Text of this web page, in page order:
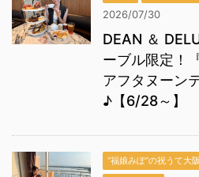
2026/07/30
DEAN ＆
ーブル限定！
アフタヌーン
♪【6/28～】
“福娘みぽ”の祝うて大阪